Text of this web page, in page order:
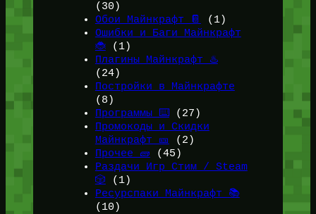
(30)
Обои Майнкрафт 📔
(1)
Ошибки и Баги Майнкрафт
🐞(1)
Плагины Майнкрафт ♨️
(24)
Постройки в Майнкрафте
(8)
Программы ⌨️(27)
Промокоды и Скидки
Майнкрафт 🎫
(2)
Прочее 🧱 (45)
Раздачи Игр Стим / Steam
🎲 (1)
Ресурспаки Майнкрафт 📚
(10)